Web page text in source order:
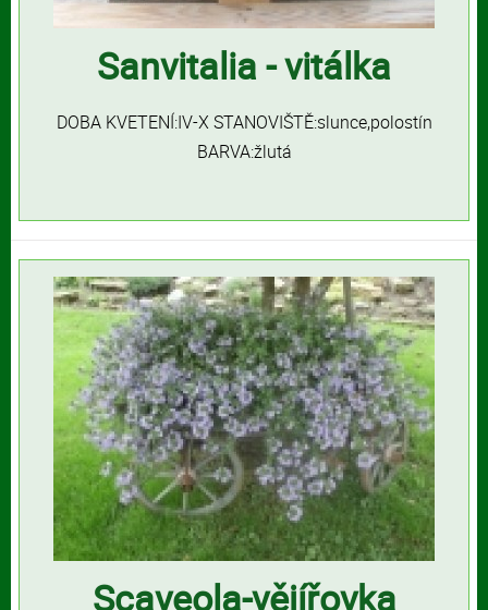
Sanvitalia - vitálka
DOBA KVETENÍ:IV-X STANOVIŠTĚ:slunce,polostín
BARVA:žlutá
Scaveola-vějířovka